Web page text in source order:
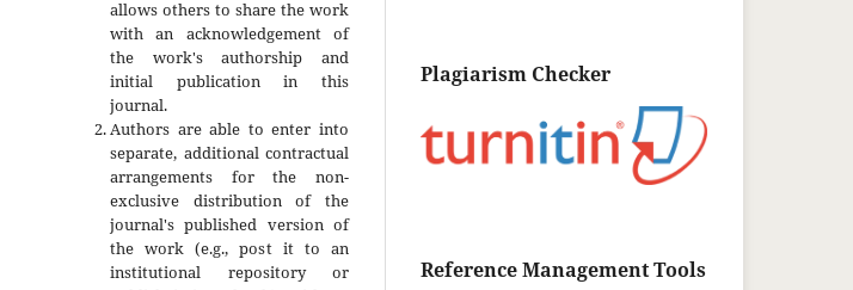
allows others to share the work
with an acknowledgement of
the work's authorship and
initial publication in this
journal.
Authors are able to enter into
separate, additional contractual
arrangements for the non-
exclusive distribution of the
journal's published version of
the work (e.g., post it to an
institutional repository or
Plagiarism Checker
Reference Management Tools